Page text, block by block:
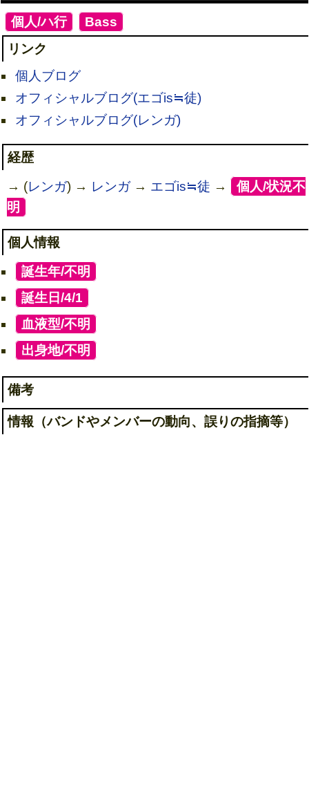
個人/ハ行] Bass
リンク
個人ブログ
オフィシャルブログ(エゴis≒徒)
オフィシャルブログ(レンガ)
経歴
→ (レンガ) → レンガ→ エゴis≒徒 → [個人/状況不
明
個人情報
誕生年/不明
誕生日/4/1
血液型/不明
出身地/不明
備考
情報（バンドやメンバーの動向、誤りの指摘等）